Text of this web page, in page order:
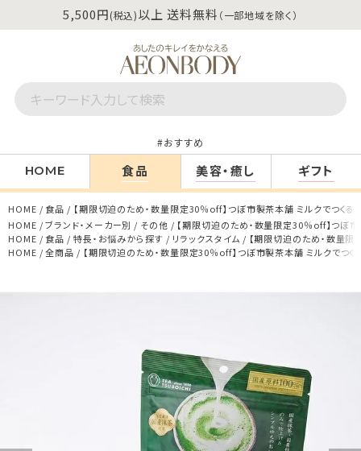
5,500円(税込)以上 送料無料 （一部地域を除く）
おすすめ
HOME 食品 美容・癒し ギフト
HOME 食品
【期限切迫のため・数量限定30％off】つぼ市製茶本舗 ミルクでつく
HOME
ブランド・メーカー別 その他
【期限切迫のため・数量限定30％off】つぼ
HOME
食品 特長・お悩みから探す リラックスタイム
【期限切迫のため・数量
HOME
全商品 【期限切迫のため・数量限定30％off】つぼ市製茶本舗 ミルクでつ